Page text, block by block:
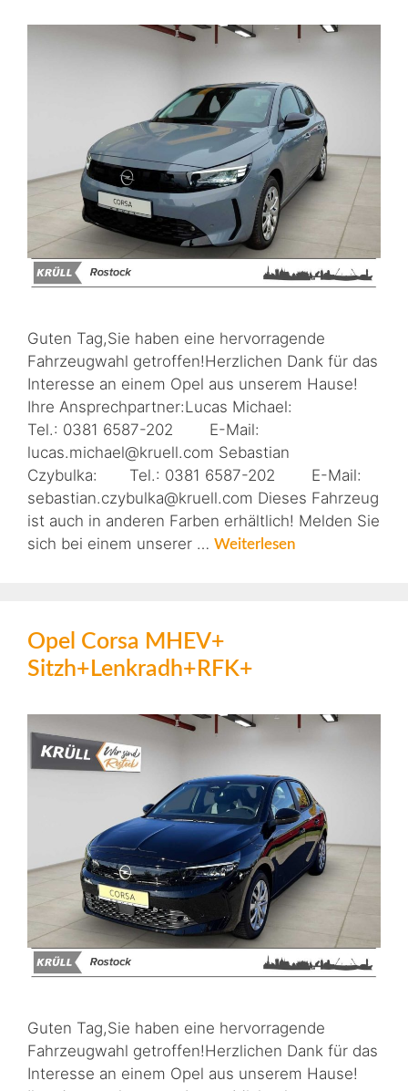
Guten Tag,Sie haben eine hervorragende
Fahrzeugwahl getroffen!Herzlichen Dank für das
Interesse an einem Opel aus unserem Hause!
Ihre Ansprechpartner:Lucas Michael:
Tel.: 0381 6587-202 E-Mail:
lucas.michael@kruell.com Sebastian
Czybulka: Tel.: 0381 6587-202 E-Mail:
sebastian.czybulka@kruell.com Dieses Fahrzeug
ist auch in anderen Farben erhältlich! Melden Sie
sich bei einem unserer … Weiterlesen
Opel Corsa MHEV+
Sitzh+Lenkradh+RFK+
Guten Tag,Sie haben eine hervorragende
Fahrzeugwahl getroffen!Herzlichen Dank für das
Interesse an einem Opel aus unserem Hause!